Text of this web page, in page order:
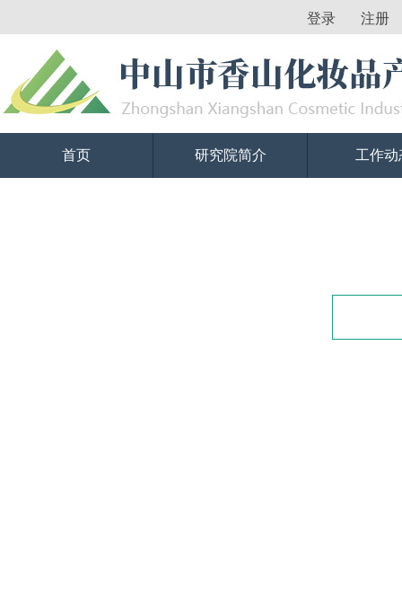
登录 注册
首页 研究院简介 工作动